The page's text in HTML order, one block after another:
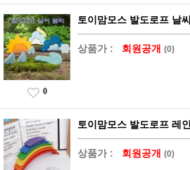
토이맘모스 발도로프 날
상품가 : 회원공개 (0)
0
토이맘모스 발도로프 레
상품가 : 회원공개 (0)